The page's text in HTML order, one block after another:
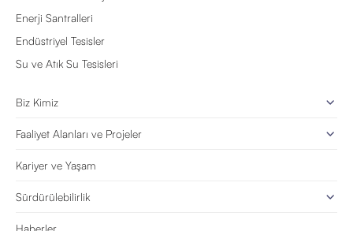
Enerji Santralleri
Endüstriyel Tesisler
Su ve Atık Su Tesisleri
Biz Kimiz
Faaliyet Alanları ve Projeler
Kariyer ve Yaşam
Sürdürülebilirlik
Haberler